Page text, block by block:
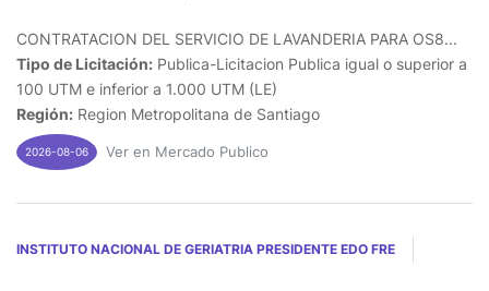
CONTRATACION DEL SERVICIO DE LAVANDERIA PARA OS8...
Tipo de Licitación: Publica-Licitacion Publica igual o superior a
100 UTM e inferior a 1.000 UTM (LE)
Región: Region Metropolitana de Santiago
2026-08-06 Ver en Mercado Publico
INSTITUTO NACIONAL DE GERIATRIA PRESIDENTE EDO FRE